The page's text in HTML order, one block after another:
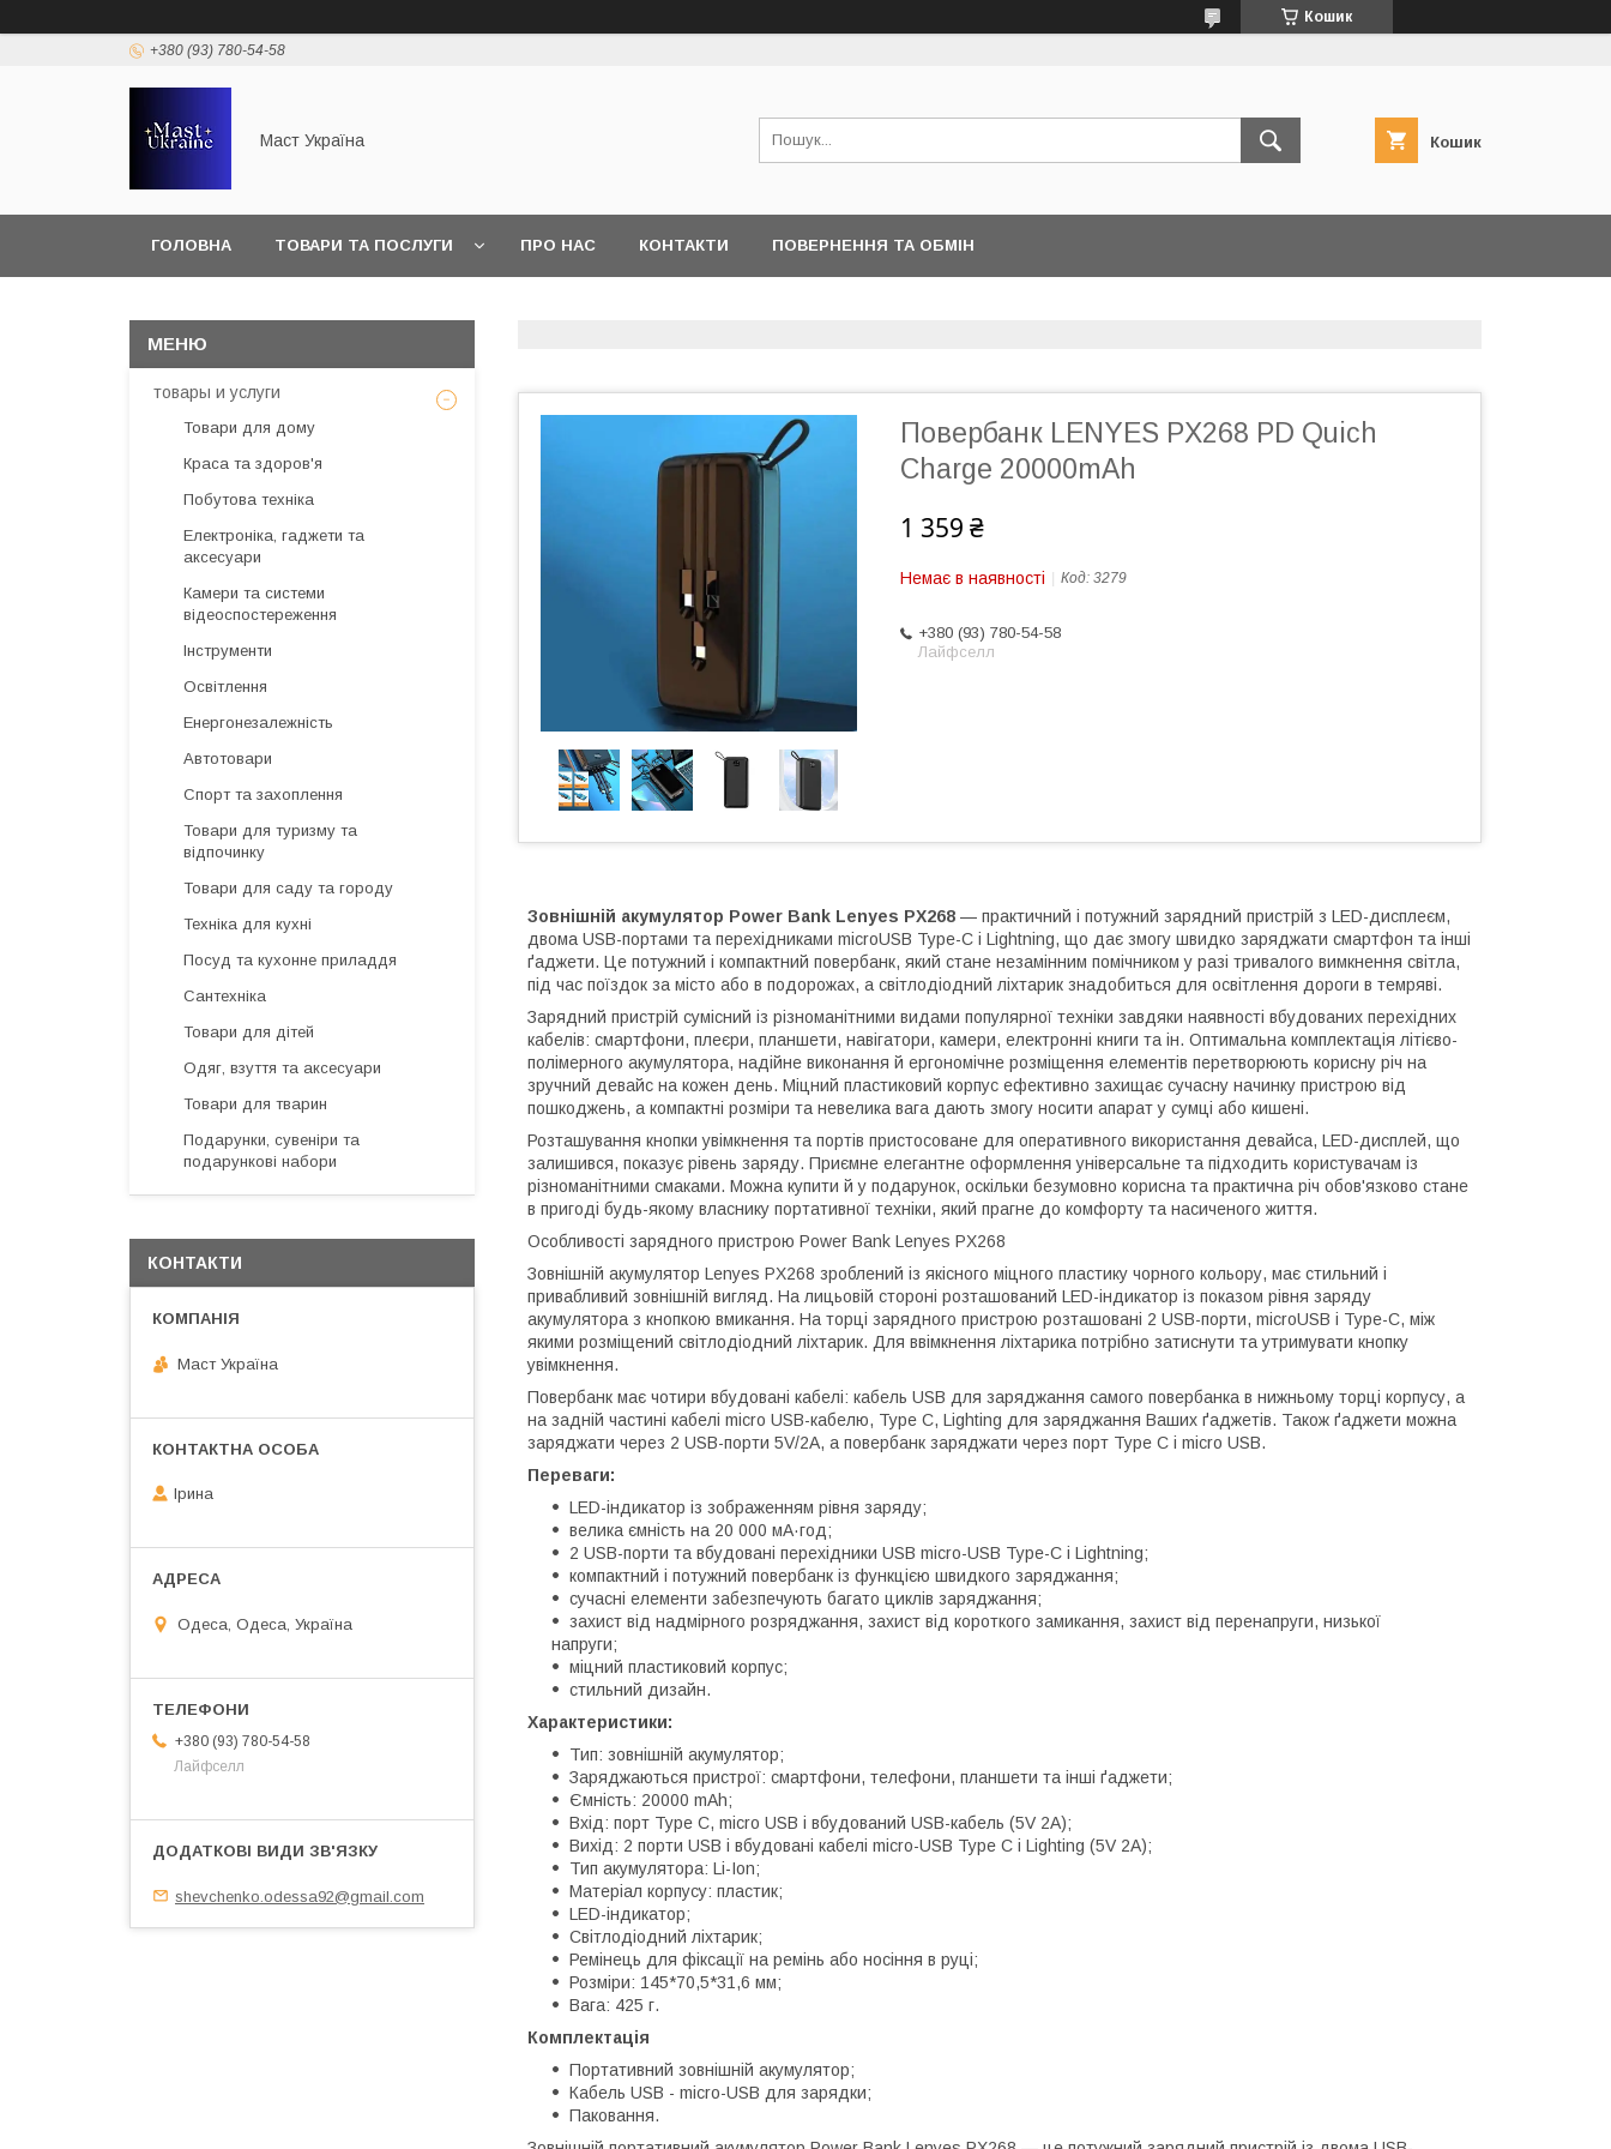
Кошик
+380 (93) 780-54-58
Маст Україна Кошик
ГОЛОВНА ТОВАРИ ТА ПОСЛУГИ ПРО НАС КОНТАКТИ ПОВЕРНЕННЯ ТА ОБМІН
Повербанк LENYES PX268 PD Quich
Charge 20000mAh
1 359 ₴
Немає в наявності Код: 3279
+380 (93) 780-54-58
Лайфселл
Зовнішній акумулятор Power Bank Lenyes PX268 — практичний і потужний зарядний пристрій з LED-дисплеєм,
двома USB-портами та перехідниками microUSB Type-C і Lightning, що дає змогу швидко заряджати смартфон та інші
ґаджети. Це потужний і компактний повербанк, який стане незамінним помічником у разі тривалого вимкнення світла,
під час поїздок за місто або в подорожах, а світлодіодний ліхтарик знадобиться для освітлення дороги в темряві.
Зарядний пристрій сумісний із різноманітними видами популярної техніки завдяки наявності вбудованих перехідних
кабелів: смартфони, плеєри, планшети, навігатори, камери, електронні книги та ін. Оптимальна комплектація літієво-
полімерного акумулятора, надійне виконання й ергономічне розміщення елементів перетворюють корисну річ на
зручний девайс на кожен день. Міцний пластиковий корпус ефективно захищає сучасну начинку пристрою від
пошкоджень, а компактні розміри та невелика вага дають змогу носити апарат у сумці або кишені.
Розташування кнопки увімкнення та портів пристосоване для оперативного використання девайса, LED-дисплей, що
залишився, показує рівень заряду. Приємне елегантне оформлення універсальне та підходить користувачам із
різноманітними смаками. Можна купити й у подарунок, оскільки безумовно корисна та практична річ обов'язково стане
в пригоді будь-якому власнику портативної техніки, який прагне до комфорту та насиченого життя.
Особливості зарядного пристрою Power Bank Lenyes PX268
Зовнішній акумулятор Lenyes PX268 зроблений із якісного міцного пластику чорного кольору, має стильний і
привабливий зовнішній вигляд. На лицьовій стороні розташований LED-індикатор із показом рівня заряду
акумулятора з кнопкою вмикання. На торці зарядного пристрою розташовані 2 USB-порти, microUSB і Type-C, між
якими розміщений світлодіодний ліхтарик. Для ввімкнення ліхтарика потрібно затиснути та утримувати кнопку
увімкнення.
Повербанк має чотири вбудовані кабелі: кабель USB для заряджання самого повербанка в нижньому торці корпусу, а
на задній частині кабелі micro USB-кабелю, Type C, Lighting для заряджання Ваших ґаджетів. Також ґаджети можна
заряджати через 2 USB-порти 5V/2A, а повербанк заряджати через порт Type C і micro USB.
Переваги:
LED-індикатор із зображенням рівня заряду;
велика ємність на 20 000 мА·год;
2 USB-порти та вбудовані перехідники USB micro-USB Type-C і Lightning;
компактний і потужний повербанк із функцією швидкого заряджання;
сучасні елементи забезпечують багато циклів заряджання;
захист від надмірного розряджання, захист від короткого замикання, захист від перенапруги, низької
напруги;
міцний пластиковий корпус;
стильний дизайн.
Характеристики:
Тип: зовнішній акумулятор;
Заряджаються пристрої: смартфони, телефони, планшети та інші ґаджети;
Ємність: 20000 mAh;
Вхід: порт Type C, micro USB і вбудований USB-кабель (5V 2A);
Вихід: 2 порти USB і вбудовані кабелі micro-USB Type C і Lighting (5V 2A);
Тип акумулятора: Li-Ion;
Матеріал корпусу: пластик;
LED-індикатор;
Світлодіодний ліхтарик;
Ремінець для фіксації на ремінь або носіння в руці;
Розміри: 145*70,5*31,6 мм;
Вага: 425 г.
Комплектація
Портативний зовнішній акумулятор;
Кабель USB - micro-USB для зарядки;
Паковання.
товары и услуги
Товари для дому
Краса та здоров'я
Побутова техніка
Електроніка, гаджети та
аксесуари
Камери та системи
відеоспостереження
Інструменти
Освітлення
Енергонезалежність
Автотовари
Спорт та захоплення
Товари для туризму та
відпочинку
Товари для саду та городу
Техніка для кухні
Посуд та кухонне приладдя
Сантехніка
Товари для дітей
Одяг, взуття та аксесуари
Товари для тварин
Подарунки, сувеніри та
подарункові набори
КОНТАКТИ
Маст Україна
Ірина
Одеса, Одеса, Україна
+380 (93) 780-54-58
Лайфселл
shevchenko.odessa92@gmail.com